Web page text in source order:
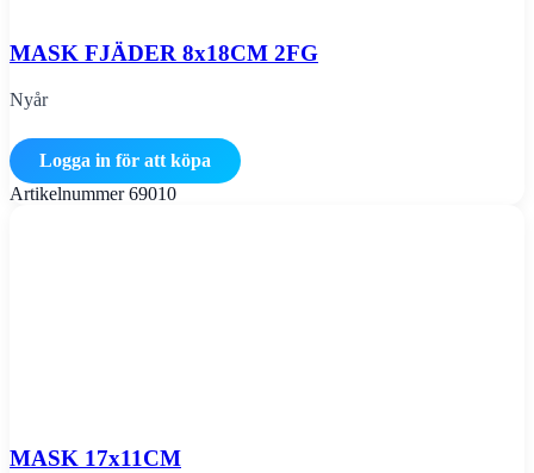
MASK FJÄDER 8x18CM 2FG
Nyår
Logga in för att köpa
Artikelnummer69010
MASK 17x11CM